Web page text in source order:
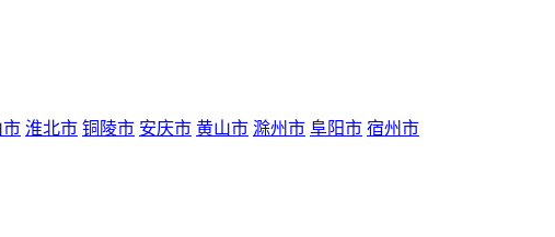
市 淮北市 铜陵市 安庆市 黄山市 滁州市 阜阳市 宿州市